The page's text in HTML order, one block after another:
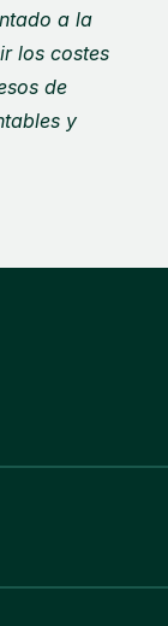
los costes
de
y